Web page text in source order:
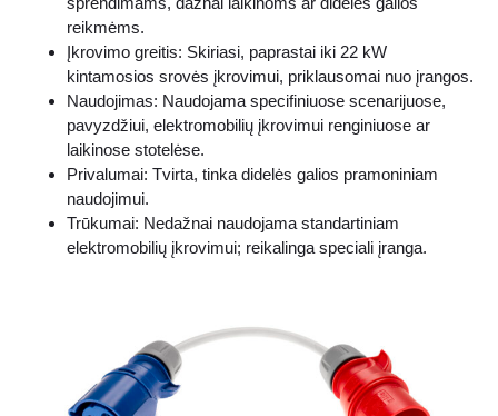
reikmėms.
Įkrovimo greitis: Skiriasi, paprastai iki 22 kW
kintamosios srovės įkrovimui, priklausomai nuo įrangos.
Naudojimas: Naudojama specifiniuose scenarijuose,
pavyzdžiui, elektromobilių įkrovimui renginiuose ar
laikinose stotelėse.
Privalumai: Tvirta, tinka didelės galios pramoniniam
naudojimui.
Trūkumai: Nedažnai naudojama standartiniam
elektromobilių įkrovimui; reikalinga speciali įranga.